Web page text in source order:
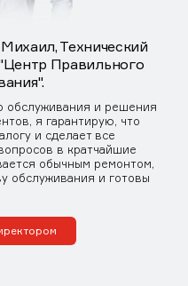
Технический
Правильного
обслуживания и решения
я гарантирую, что
и сделает все
в кратчайшие
обычным ремонтом,
обслуживания и готовы